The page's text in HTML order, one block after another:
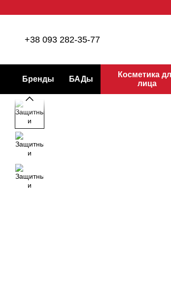
+38 093 282-35-77
Бренды БАДы
Косметика
лица